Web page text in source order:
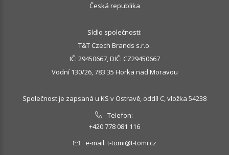
Česká republika
Sídlo společnosti:
T&T Czech Brands s.r.o.
IČ: 29450667, DIČ: CZ29450667
Vodní 130/26, 783 35 Horka nad Moravou
Společnost je zapsaná u KS v Ostravě, oddíl C, vložka 54238
Telefon:
+420 778 081 116
e-mail: t-tomi@t-tomi.cz